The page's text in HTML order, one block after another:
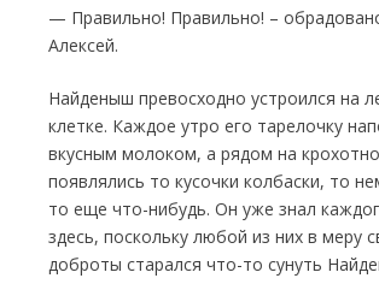
— Правильно! Правильно! –
Алексей.
Найденыш превосходно устроился на
клетке. Каждое утро его тарелочку
вкусным молоком, а рядом на
появлялись то кусочки колбаски, то
то еще что-ни­будь. Он уже знал
здесь, поскольку любой из них в меру
доброты старался что-то сунуть